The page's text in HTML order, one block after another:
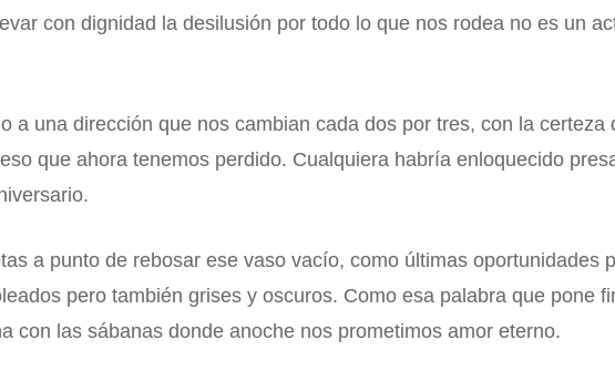
con dignidad la desilusión por todo lo que nos rodea no es un
a una dirección que nos cambian cada dos por tres, con la
que ahora tenemos perdido. Cualquiera habría enloquecido
a punto de rebosar ese vaso vacío, como últimas oportunidades
pero también grises y oscuros. Como esa palabra que pone
con las sábanas donde anoche nos prometimos amor eterno.